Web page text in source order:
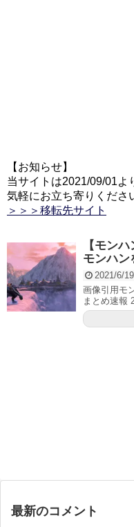
【お知らせ】
当サイトは2021/09/01よ
気軽にお立ち寄りくださ
＞＞＞移転先サイト
【モン
モンハン
2021/6/19
画像引用モ
まとめ速報
最新のコメント